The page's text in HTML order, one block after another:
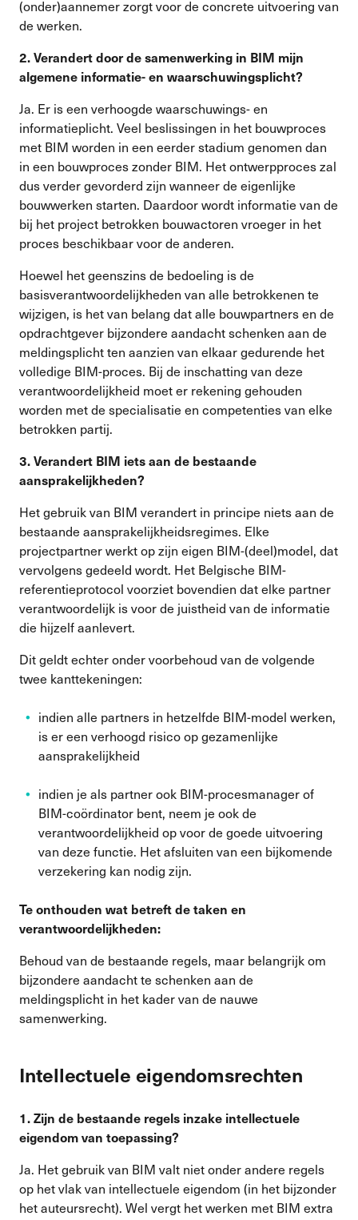
(onder)aannemer zorgt voor de concrete uitvoering van
de werken.
2. Verandert door de samenwerking in BIM mijn
algemene informatie- en waarschuwingsplicht?
Ja. Er is een verhoogde waarschuwings- en
informatieplicht. Veel beslissingen in het bouwproces
met BIM worden in een eerder stadium genomen dan
in een bouwproces zonder BIM. Het ontwerpproces zal
dus verder gevorderd zijn wanneer de eigenlijke
bouwwerken starten. Daardoor wordt informatie van de
bij het project betrokken bouwactoren vroeger in het
proces beschikbaar voor de anderen.
Hoewel het geenszins de bedoeling is de
basisverantwoordelijkheden van alle betrokkenen te
wijzigen, is het van belang dat alle bouwpartners en de
opdrachtgever bijzondere aandacht schenken aan de
meldingsplicht ten aanzien van elkaar gedurende het
volledige BIM-proces. Bij de inschatting van deze
verantwoordelijkheid moet er rekening gehouden
worden met de specialisatie en competenties van elke
betrokken partij.
3. Verandert BIM iets aan de bestaande
aansprakelijkheden?
Het gebruik van BIM verandert in principe niets aan de
bestaande aansprakelijkheidsregimes. Elke
projectpartner werkt op zijn eigen BIM-(deel)model, dat
vervolgens gedeeld wordt. Het Belgische BIM-
referentieprotocol voorziet bovendien dat elke partner
verantwoordelijk is voor de juistheid van de informatie
die hijzelf aanlevert.
Dit geldt echter onder voorbehoud van de volgende
twee kanttekeningen:
indien alle partners in hetzelfde BIM-model werken,
is er een verhoogd risico op gezamenlijke
aansprakelijkheid
indien je als partner ook BIM-procesmanager of
BIM-coördinator bent, neem je ook de
verantwoordelijkheid op voor de goede uitvoering
van deze functie. Het afsluiten van een bijkomende
verzekering kan nodig zijn.
Te onthouden wat betreft de taken en
verantwoordelijkheden:
Behoud van de bestaande regels, maar belangrijk om
bijzondere aandacht te schenken aan de
meldingsplicht in het kader van de nauwe
samenwerking.
Intellectuele eigendomsrechten
1.Zijn de bestaande regels inzake intellectuele
eigendom van toepassing?
Ja. Het gebruik van BIM valt niet onder andere regels
op het vlak van intellectuele eigendom (in het bijzonder
het auteursrecht). Wel vergt het werken met BIM extra